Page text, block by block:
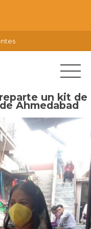
un kit de
Ahmedabad